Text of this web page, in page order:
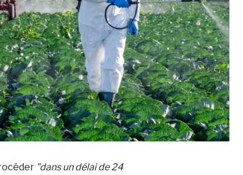
"dans un délai de 24